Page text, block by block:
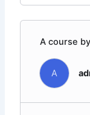
A course by
A